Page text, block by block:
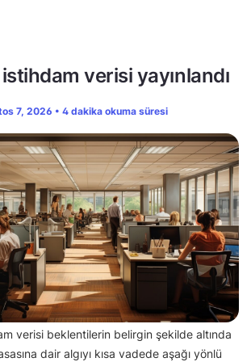
istihdam verisi yayınlandı
7, 2026 • 4 dakika okuma süresi
verisi beklentilerin belirgin şekilde altında
dair algıyı kısa vadede aşağı yönlü